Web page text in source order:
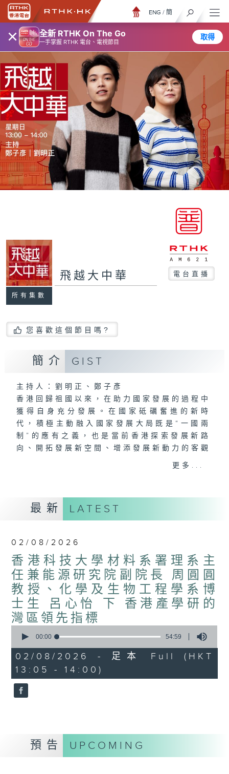
× 全新 RTHK On The Go
一手掌握 RTHK 電台、電視節目
取得
ENG / 簡
所有集數
飛越大中華 電台直播
您喜歡這個節目嗎?
簡介 GIST
主持人：劉明正、鄭子彥
香港回歸祖國以來，在助力國家發展的過程中
獲得自身充分發展。在國家砥礪奮進的新時
代，積極主動融入國家發展大局既是“一國兩
制”的應有之義，也是當前香港探索發展新路
向、開拓發展新空間、增添發展新動力的客觀
華》將主要探討香港如何積極擁抱新時代改革
開放的歷史機遇，參與國內國際雙循環和“一
帶一路”建設，推進香港與內地互利合作邁入
章。
更多...
最新 LATEST
02/08/2026
香港科技大學材料系署理系主
任兼能源研究院副院長 周圓圓
教授、化學及生物工程學系博
士生 呂心怡 下 香港產學研的
灣區領先指標
seconds
54
minutes,
59
seconds
00:00 54:59
02/08/2026 - 足本 Full (HKT
13:05 - 14:00)
預告 UPCOMING